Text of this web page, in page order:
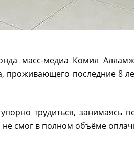
масс-медиа Комил
проживающего последние 8
трудиться, занимаясь
смог в полном объёме